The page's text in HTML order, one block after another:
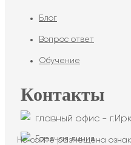
Блог
Вопрос ответ
Обучение
Контакты
главный офис -
Горячая линия
На сайте размещена